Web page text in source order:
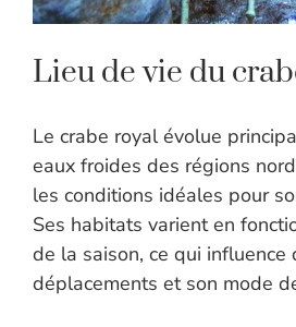
Lieu de vie du
Le crabe royal évolue
eaux froides des régions
les conditions idéales pour
Ses habitats varient en
de la saison, ce qui influence
déplacements et son mode